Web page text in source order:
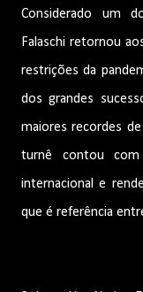
Considerado um
Falaschi retornou
restrições da
dos grandes
maiores recordes
turnê contou com
internacional e
que é referência